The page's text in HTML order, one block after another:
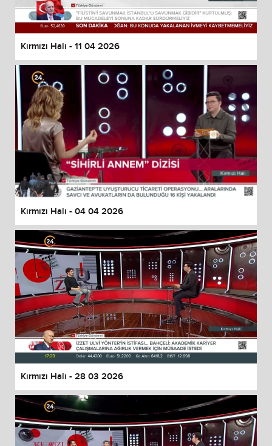
Kırmızı Halı - 11 04 2026
Kırmızı Halı - 04 04 2026
Kırmızı Halı - 28 03 2026